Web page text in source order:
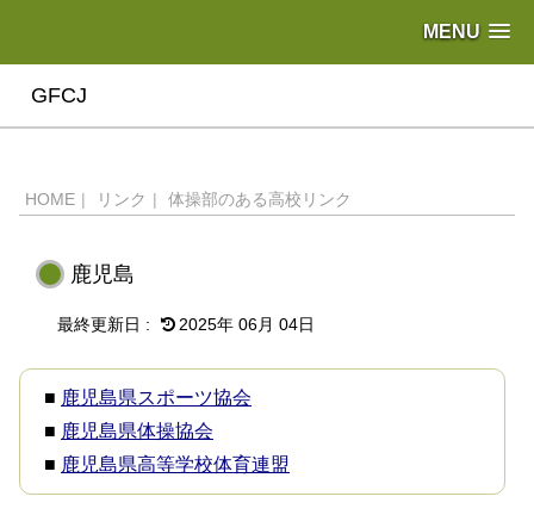
MENU
GFCJ
HOME | リンク | 体操部のある高校リンク
鹿児島
2025年 06月 04日
■ 鹿児島県スポーツ協会
■ 鹿児島県体操協会
■ 鹿児島県高等学校体育連盟